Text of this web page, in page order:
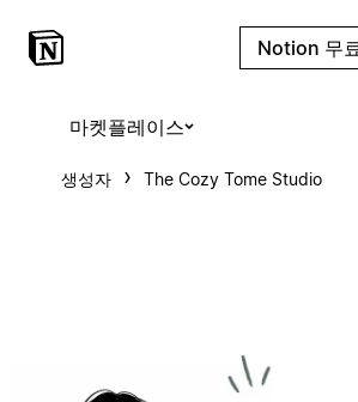
Notion 무
마켓플레이스
생성자 The Cozy Tome Studio